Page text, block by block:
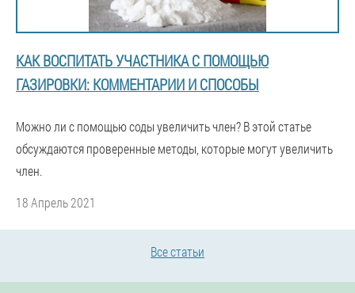
КАК ВОСПИТАТЬ УЧАСТНИКА С ПОМОЩЬЮ
ГАЗИРОВКИ: КОММЕНТАРИИ И СПОСОБЫ
Можно ли с помощью соды увеличить член? В этой статье
обсуждаются проверенные методы, которые могут увеличить
член.
18 Апрель 2021
Все статьи